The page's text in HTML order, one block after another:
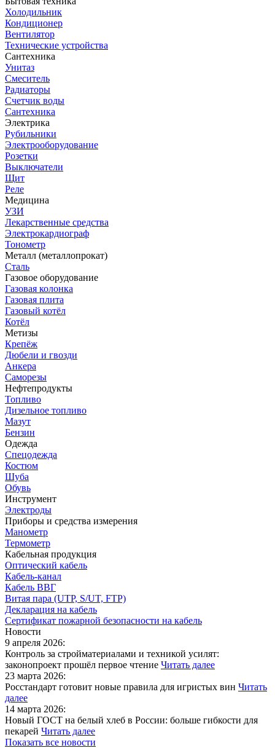
Холодильник
Кондиционер
Вентилятор
Технические устройства
Сантехника
Унитаз
Смеситель
Радиаторы
Счетчик воды
Сантехника
Электрика
Рубильники
Электрооборудование
Розетки
Выключатели
Щит
Реле
Медицина
УЗИ
Лекарственные средства
Электрокардиограф
Тонометр
Металл (металлопрокат)
Сталь
Газовое оборудование
Газовая колонка
Газовая плита
Газовый котёл
Котёл
Метизы
Крепёж
Дюбели и гвозди
Анкера
Саморезы
Нефтепродукты
Топливо
Дизельное топливо
Мазут
Бензин
Одежда
Спецодежда
Костюм
Шуба
Обувь
Инструмент
Электроды
Приборы и средства измерения
Манометр
Термометр
Кабельная продукция
Оптический кабель
Кабель-канал
Кабель ВВГ
Витая пара (UTP, S/UT, FTP)
Декларация на кабель
Сертификат пожарной безопасности на кабель
Новости
9 апреля 2026:
Контроль за стройматериалами и техникой усилят:
законопроект прошёл первое чтение Читать далее
23 марта 2026:
Росстандарт готовит новые правила для игристых вин Читать
далее
14 марта 2026:
Новый ГОСТ на белый хлеб в России: больше гибкости для
пекарей Читать далее
Показать все новости